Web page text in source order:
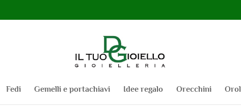
Fedi Gemelli e portachiavi Idee regalo Orecchini